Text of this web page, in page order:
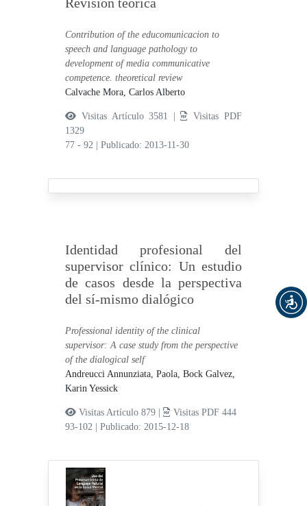
Contribution of the educomunicacion to
speech and language pathology to
development of media communicative
competence. theoretical review
Calvache Mora, Carlos Alberto
Visitas Artículo 3581 |
Visitas PDF
1329
77 - 92
|Publicado: 2013-11-30
Identidad profesional del
supervisor clínico: Un estudio
de casos desde la perspectiva
del sí-mismo dialógico
Professional identity of the clinical
supervisor: A case study from the perspective
of the dialogical self
Andreucci Annunziata, Paola,Bock Galvez,
Karin Yessick
Visitas Artículo 879 |
Visitas PDF 444
93-102
|Publicado: 2015-12-18